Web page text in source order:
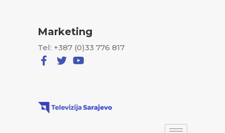
Marketing
Tel: +387 (0)33 776 817